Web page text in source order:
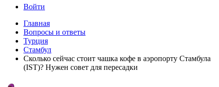
Войти
Главная
Вопросы и ответы
Турция
Стамбул
Сколько сейчас стоит чашка кофе в аэропорту Стамбула
(IST)? Нужен совет для пересадки